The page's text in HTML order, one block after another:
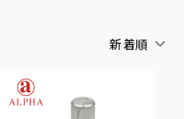
新着順
新着順